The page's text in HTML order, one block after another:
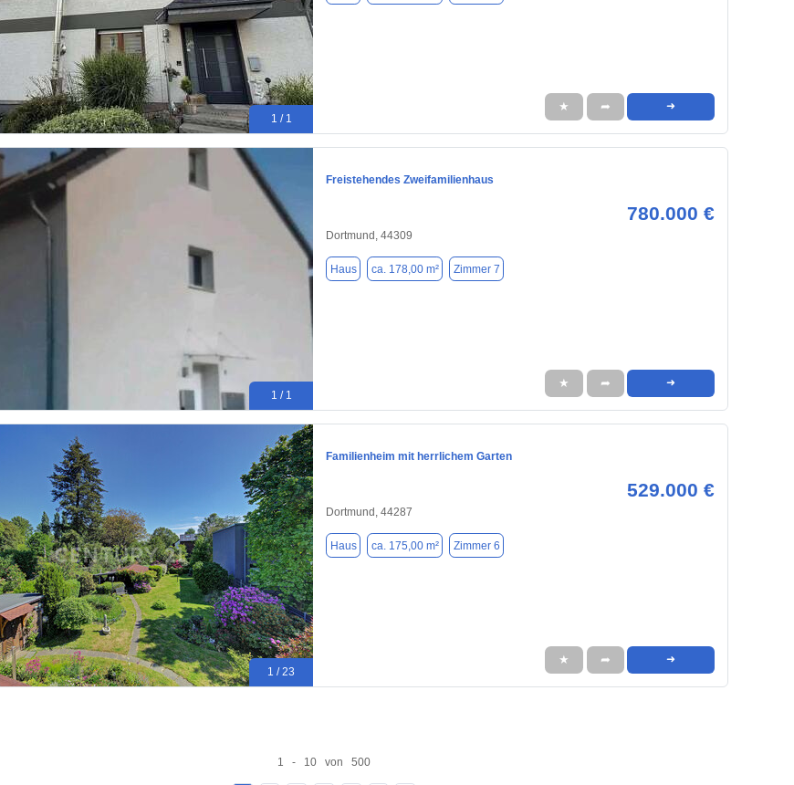
1 / 1
★ ➦ ➜
1 / 1
Freistehendes Zweifamilienhaus
780.000 €
Dortmund, 44309
Haus ca. 178,00 m² Zimmer 7
★ ➦ ➜
1 / 23
Familienheim mit herrlichem Garten
529.000 €
Dortmund, 44287
Haus ca. 175,00 m² Zimmer 6
★ ➦ ➜
1 - 10 von 500